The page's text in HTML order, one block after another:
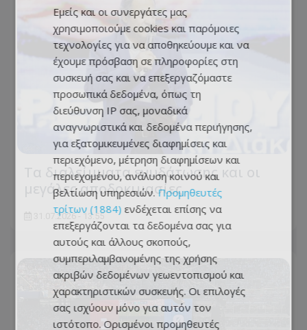
Τα διαλείμματα ενυδάτωσης και οι
μεγάλες αποδοκιμασίες
31.07.2026 - 13:55
Εμείς και οι συνεργάτες μας
χρησιμοποιούμε cookies και παρόμοιες
τεχνολογίες για να αποθηκεύουμε και να
έχουμε πρόσβαση σε πληροφορίες στη
συσκευή σας και να επεξεργαζόμαστε
προσωπικά δεδομένα, όπως τη
διεύθυνση IP σας, μοναδικά
αναγνωριστικά και δεδομένα περιήγησης,
για εξατομικευμένες διαφημίσεις και
περιεχόμενο, μέτρηση διαφημίσεων και
περιεχομένου, ανάλυση κοινού και
βελτίωση υπηρεσιών. Προμηθευτές
τρίτων (1884) ενδέχεται επίσης να
επεξεργάζονται τα δεδομένα σας για
αυτούς και άλλους σκοπούς,
συμπεριλαμβανομένης της χρήσης
ακριβών δεδομένων γεωεντοπισμού και
χαρακτηριστικών συσκευής. Οι επιλογές
σας ισχύουν μόνο για αυτόν τον
ιστότοπο. Ορισμένοι προμηθευτές